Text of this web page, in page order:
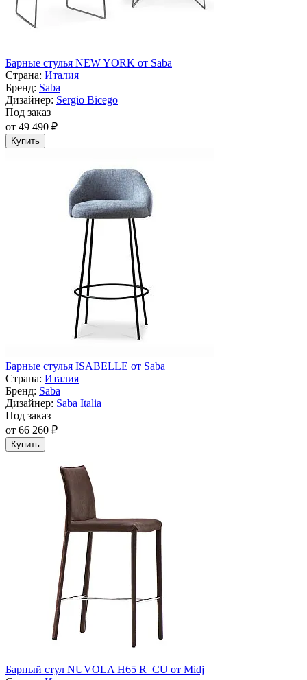
Барные стулья NEW YORK от Saba
Страна: Италия
Бренд: Saba
Дизайнер: Sergio Bicego
Под заказ
от 49 490 ₽
Купить
Барные стулья ISABELLE от Saba
Страна: Италия
Бренд: Saba
Дизайнер: Saba Italia
Под заказ
от 66 260 ₽
Купить
Барный стул NUVOLA H65 R_CU от Midj